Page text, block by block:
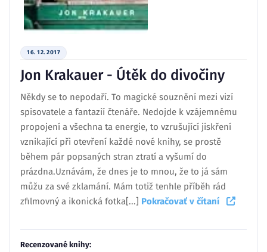
16. 12. 2017
Jon Krakauer - Útěk do divočiny
Někdy se to nepodaří. To magické souznění mezi vizí
spisovatele a fantazií čtenáře. Nedojde k vzájemnému
propojení a všechna ta energie, to vzrušující jiskření
vznikající při otevření každé nové knihy, se prostě
během pár popsaných stran ztratí a vyšumí do
prázdna.Uznávám, že dnes je to mnou, že to já sám
můžu za své zklamání. Mám totiž tenhle příběh rád
zfilmovný a ikonická fotka[...] Pokračovať v čítaní
Recenzované knihy: